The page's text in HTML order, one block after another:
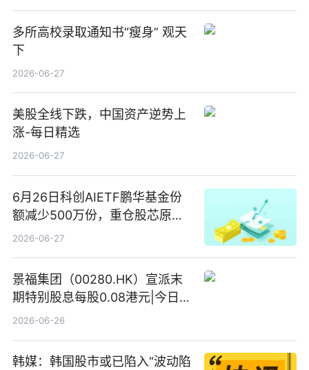
多所高校录取通知书“瘦身” 观天
下
2026-06-27
美股全线下跌，中国资产逆势上
涨-每日精选
2026-06-27
6月26日科创AIETF鹏华基金份
额减少500万份，重仓股芯原股
份、寒武纪、澜起科技 观速讯
2026-06-27
景福集团（00280.HK）宣派末
期特别股息每股0.08港元|今日快
看
2026-06-26
韩媒：韩国股市或已陷入“波动陷